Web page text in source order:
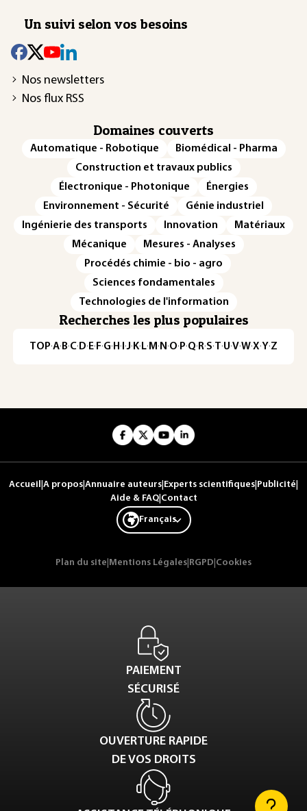
Un suivi selon vos besoins
Nos newsletters
Nos flux RSS
Domaines couverts
Automatique - Robotique
Biomédical - Pharma
Construction et travaux publics
Électronique - Photonique
Énergies
Environnement - Sécurité
Génie industriel
Ingénierie des transports
Innovation
Matériaux
Mécanique
Mesures - Analyses
Procédés chimie - bio - agro
Sciences fondamentales
Technologies de l'information
Recherches les plus populaires
TOP·A·B·C· D· E· F·G· H · ·J· K· L· M · N ·O· P·Q· R·S·T·U·V·W·X·Y·Z
Accueil A propos Annuaire auteurs Experts scientifiques Publicité
Aide & FAQ| Contact
Français
Plan du site Mentions Légales RGPD Cookies
PAIEMENT
SÉCURISÉ
OUVERTURE RAPIDE
DE VOS DROITS